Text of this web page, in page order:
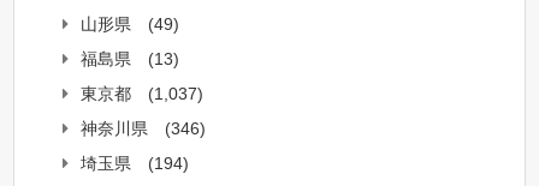
山形県
(49)
福島県
(13)
東京都
(1,037)
神奈川県
(346)
埼玉県
(194)